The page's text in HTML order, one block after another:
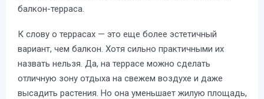
балкон-терраса.
К слову о террасах — это еще более эстетичный
вариант, чем балкон. Хотя сильно практичными их
назвать нельзя. Да, на террасе можно сделать
отличную зону отдыха на свежем воздухе и даже
высадить растения. Но она уменьшает жилую площадь,